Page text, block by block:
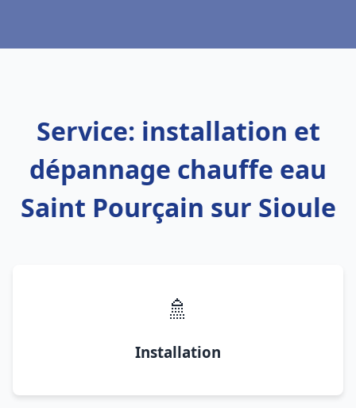
Service: installation et
dépannage chauffe eau
Saint Pourçain sur Sioule
🚿
Installation